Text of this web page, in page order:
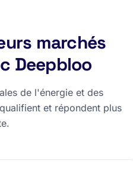
marchés
Deepbloo
de l'énergie et des
et répondent plus